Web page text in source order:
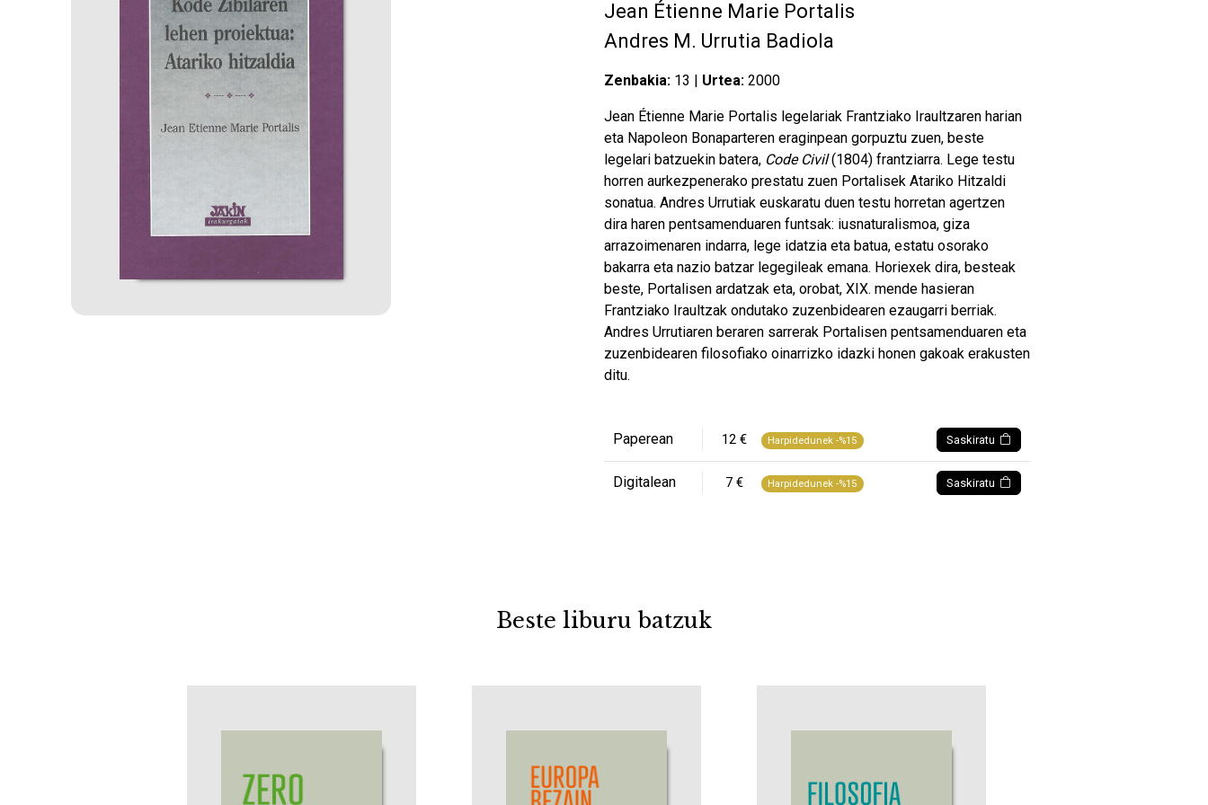
Jean Étienne Marie Portalis
Andres M. Urrutia Badiola
Zenbakia: 13 | Urtea: 2000
Jean Étienne Marie Portalis legelariak Frantziako Iraultzaren harian
eta Napoleon Bonaparteren eraginpean gorpuztu zuen, beste
legelari batzuekin batera, Code Civil(1804) frantziarra. Lege testu
horren aurkezpenerako prestatu zuen Portalisek Atariko Hitzaldi
sonatua. Andres Urrutiak euskaratu duen testu horretan agertzen
dira haren pentsamenduaren funtsak: iusnaturalismoa, giza
arrazoimenaren indarra, lege idatzia eta batua, estatu osorako
bakarra eta nazio batzar legegileak emana. Horiexek dira, besteak
beste, Portalisen ardatzak eta, orobat, XIX. mende hasieran
Frantziako Iraultzak ondutako zuzenbidearen ezaugarri berriak.
Andres Urrutiaren beraren sarrerak Portalisen pentsamenduaren eta
zuzenbidearen filosofiako oinarrizko idazki honen gakoak erakusten
ditu.
Paperean 12 € Harpidedunek -%15 Saskiratu
Digitalean 7 € Harpidedunek -%15 Saskiratu
Beste liburu batzuk